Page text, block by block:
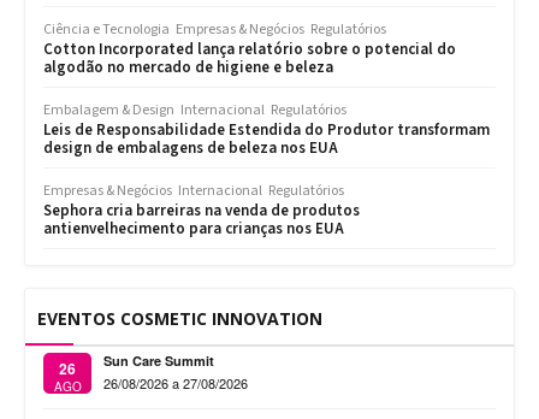
Ciência e Tecnologia Empresas & Negócios Regulatórios
Cotton Incorporated lança relatório sobre o potencial do
algodão no mercado de higiene e beleza
Embalagem & Design Internacional Regulatórios
Leis de Responsabilidade Estendida do Produtor transformam
design de embalagens de beleza nos EUA
Empresas & Negócios Internacional Regulatórios
Sephora cria barreiras na venda de produtos
antienvelhecimento para crianças nos EUA
EVENTOS COSMETIC INNOVATION
26
AGO
Sun Care Summit
26/08/2026 a 27/08/2026